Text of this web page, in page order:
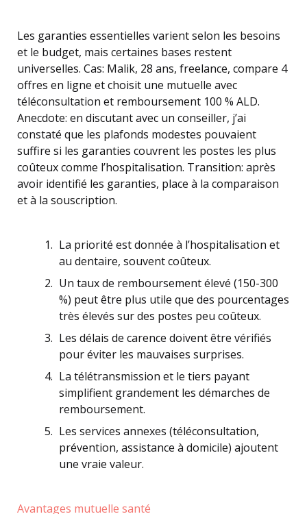
Les garanties essentielles varient selon les besoins
et le budget, mais certaines bases restent
universelles. Cas: Malik, 28 ans, freelance, compare 4
offres en ligne et choisit une mutuelle avec
téléconsultation et remboursement 100 % ALD.
Anecdote: en discutant avec un conseiller, j’ai
constaté que les plafonds modestes pouvaient
suffire si les garanties couvrent les postes les plus
coûteux comme l’hospitalisation. Transition: après
avoir identifié les garanties, place à la comparaison
et à la souscription.
La priorité est donnée à l’hospitalisation et
au dentaire, souvent coûteux.
Un taux de remboursement élevé (150-300
%) peut être plus utile que des pourcentages
très élevés sur des postes peu coûteux.
Les délais de carence doivent être vérifiés
pour éviter les mauvaises surprises.
La télétransmission et le tiers payant
simplifient grandement les démarches de
remboursement.
Les services annexes (téléconsultation,
prévention, assistance à domicile) ajoutent
une vraie valeur.
Avantages mutuelle santé